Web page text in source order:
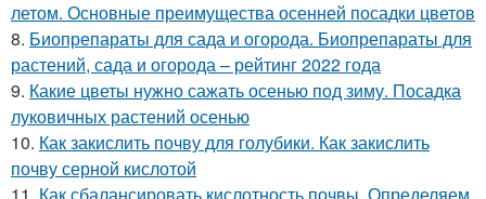
летом. Основные преимущества осенней посадки цветов
8. Биопрепараты для сада и огорода. Биопрепараты для
растений, сада и огорода – рейтинг 2022 года
9. Какие цветы нужно сажать осенью под зиму. Посадка
луковичных растений осенью
10. Как закислить почву для голубики. Как закислить
почву серной кислотой